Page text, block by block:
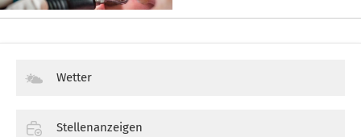
Wetter
Stellenanzeigen